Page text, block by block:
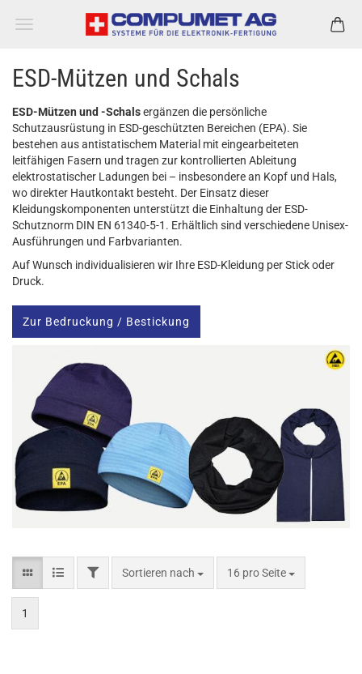
ESD-Mützen und Schals
ESD-Mützen und -Schalsergänzen die persönliche
Schutzausrüstung in ESD-geschützten Bereichen (EPA). Sie
bestehen aus antistatischem Material mit eingearbeiteten
leitfähigen Fasern und tragen zur kontrollierten Ableitung
elektrostatischer Ladungen bei – insbesondere an Kopf und Hals,
wo direkter Hautkontakt besteht. Der Einsatz dieser
Kleidungskomponenten unterstützt die Einhaltung der ESD-
Schutznorm DIN EN 61340-5-1. Erhältlich sind verschiedene Unisex-
Ausführungen und Farbvarianten.
Auf Wunsch individualisieren wir Ihre ESD-Kleidung per Stick oder
Druck.
Zur Bedruckung / Bestickung
Sortieren nach 16 pro Seite
1